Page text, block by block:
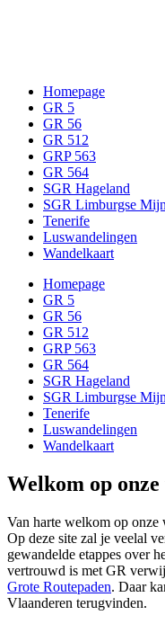
Homepage
GR 5
GR 56
GR 512
GRP 563
GR 564
SGR Hageland
SGR Limburgse
Tenerife
Luswandelingen
Wandelkaart
Homepage
GR 5
GR 56
GR 512
GRP 563
GR 564
SGR Hageland
SGR Limburgse
Tenerife
Luswandelingen
Wandelkaart
Welkom op
Van harte welkom op
Op deze site zal je veelal
gewandelde etappes over
vertrouwd is met GR
Grote Routepaden. Daar
Vlaanderen terugvinden.